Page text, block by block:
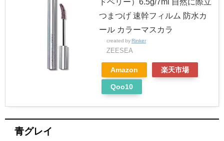
つまつげ 速幹フィルム 防水カ
ール カラーマスカラ
created by Rinker
ZEESEA
Amazon 楽天市場
Qoo10
青グレイ